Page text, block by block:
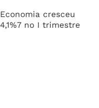
Economia cresceu
4,1%7 no I trimestre
Para 75,2% do
se Para o
Interno